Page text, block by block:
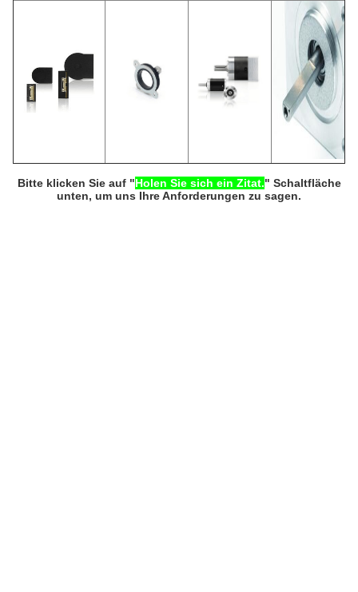
Bitte klicken Sie auf "Holen Sie sich ein Zitat." Schaltfläche
unten, um uns Ihre Anforderungen zu sagen.